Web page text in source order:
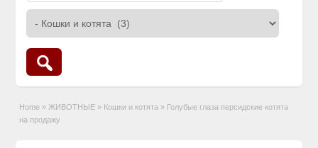
Home » ЖИВОТНЫЕ » Кошки и котята » Голубые глаза персидские котята
на продажу